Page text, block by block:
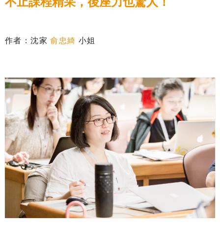
作者：沈家俞忠綺 小姐